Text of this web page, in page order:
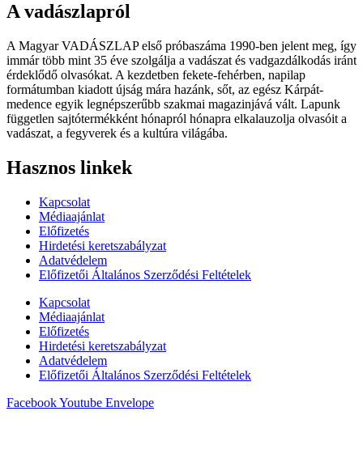
A vadászlapról
A Magyar VADÁSZLAP első próbaszáma 1990-ben jelent meg, így
immár több mint 35 éve szolgálja a vadászat és vadgazdálkodás iránt
érdeklődő olvasókat. A kezdetben fekete-fehérben, napilap
formátumban kiadott újság mára hazánk, sőt, az egész Kárpát-
medence egyik legnépszerűbb szakmai magazinjává vált. Lapunk
független sajtótermékként hónapról hónapra elkalauzolja olvasóit a
vadászat, a fegyverek és a kultúra világába.
Hasznos linkek
Kapcsolat
Médiaajánlat
Előfizetés
Hirdetési keretszabályzat
Adatvédelem
Előfizetői Általános Szerződési Feltételek
Kapcsolat
Médiaajánlat
Előfizetés
Hirdetési keretszabályzat
Adatvédelem
Előfizetői Általános Szerződési Feltételek
FacebookYoutube Envelope